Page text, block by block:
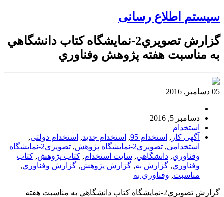
سیستم اطلاع رسانی
گزارش تصويري2-نمايشگاه كتاب دانشگاهي
به مناسبت هفته پژوهش وفناوري
05 دسامبر, 2016
دسامبر 5, 2016
استخدام
آگهی کار , استخدام 95 , استخدام جدید, استخدام دولتی,
استخدامی, تصويري2-نمايشگاه پژوهش ,
تصويري2-نمايشگاه
وفناوري, دانشگاهي, سایت استخدام, كتاب پژوهش, كتاب
وفناوري, گزارش به, گزارش پژوهش, گزارش وفناوري,
مناسبت, وفناوري به
گزارش تصويري2-نمايشگاه كتاب دانشگاهي به مناسبت هفته